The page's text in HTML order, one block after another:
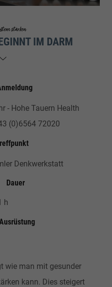
stärken
IM DARM
- Hohe Tauern Health
(0)6564 72020
Denkwerkstatt
Dauer
h
wie man mit gesunder
kann. Dies steigert